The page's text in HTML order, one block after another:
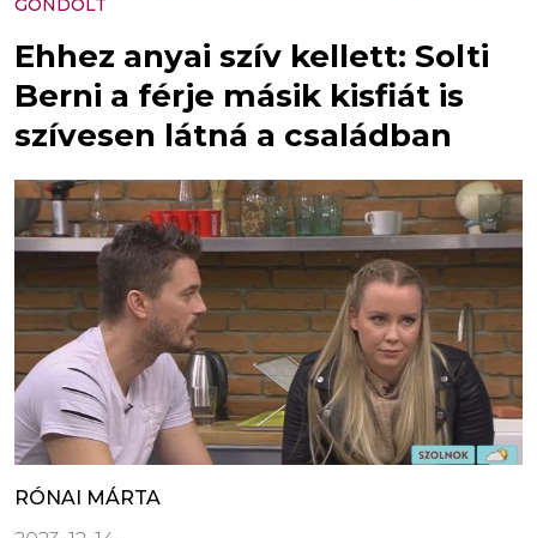
GONDOLT
Ehhez anyai szív kellett: Solti
Berni a férje másik kisfiát is
szívesen látná a családban
RÓNAI MÁRTA